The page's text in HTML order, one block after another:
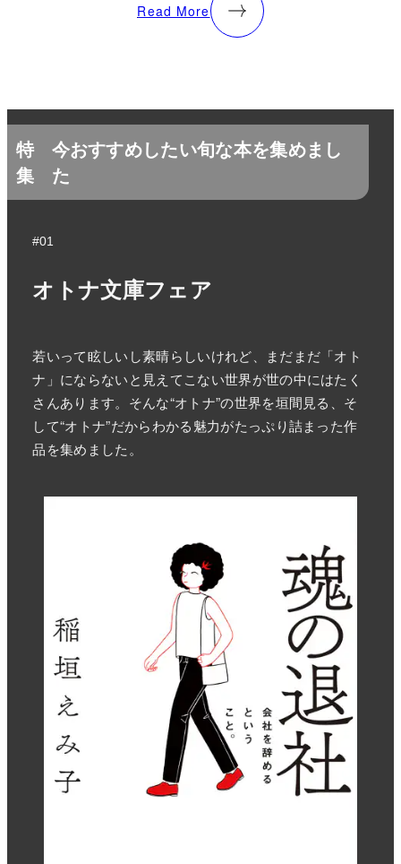
Read More
特
集
今おすすめしたい旬な本を集めまし
た
#01
オトナ文庫フェア
若いって眩しいし素晴らしいけれど、まだまだ「オト
ナ」にならないと見えてこない世界が世の中にはたく
さんあります。そんな“オトナ”の世界を垣間見る、そ
して“オトナ”だからわかる魅力がたっぷり詰まった作
品を集めました。